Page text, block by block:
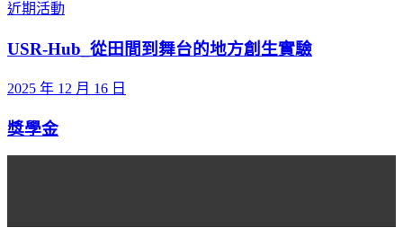
近期活動
USR-Hub_從田間到舞台的地方創生實驗
2025 年 12 月 16 日
獎學金